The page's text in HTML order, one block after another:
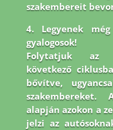
szakembereit
4. Legyenek
gyalogosok!
Folytatjuk az
következő
bővítve,
szakembereket.
alapján azokon a
jelzi az